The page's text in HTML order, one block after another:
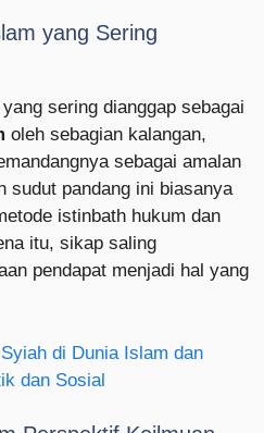
yang Sering
sering dianggap sebagai
oleh sebagian kalangan,
sebagai amalan
sudut pandang ini biasanya
istinbath hukum dan
itu, sikap saling
pendapat menjadi hal yang
di Dunia Islam dan
dan Sosial